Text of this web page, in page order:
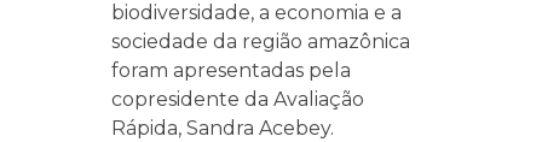
biodiversidade, a economia e a
sociedade da região amazônica
foram apresentadas pela
copresidente da Avaliação
Rápida, Sandra Acebey.